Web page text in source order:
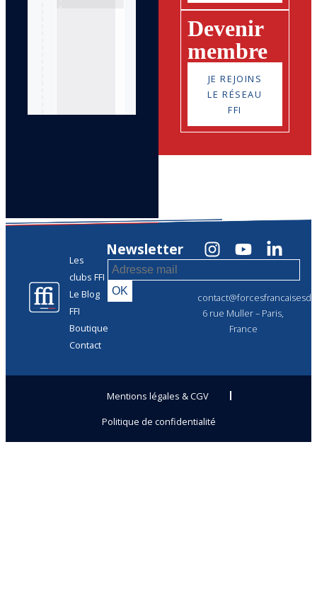
Devenir
membre
JE REJOINS
LE RÉSEAU
FFI
Les
clubs FFI
Le Blog
FFI
Boutique
Contact
6 rue Muller – Paris,
France
Newsletter
Mentions légales & CGV
Politique de confidentialité